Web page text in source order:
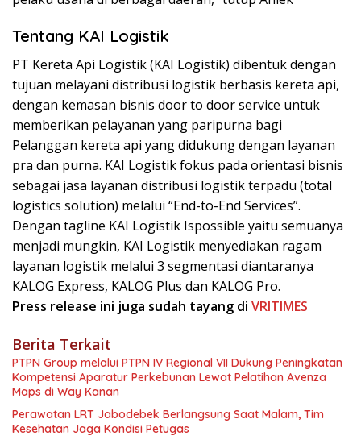
Tentang KAI Logistik
PT Kereta Api Logistik (KAI Logistik) dibentuk dengan
tujuan melayani distribusi logistik berbasis kereta api,
dengan kemasan bisnis door to door service untuk
memberikan pelayanan yang paripurna bagi
Pelanggan kereta api yang didukung dengan layanan
pra dan purna. KAI Logistik fokus pada orientasi bisnis
sebagai jasa layanan distribusi logistik terpadu (total
logistics solution) melalui “End-to-End Services”.
Dengan tagline KAI Logistik Ispossible yaitu semuanya
menjadi mungkin, KAI Logistik menyediakan ragam
layanan logistik melalui 3 segmentasi diantaranya
KALOG Express, KALOG Plus dan KALOG Pro.
Press release ini juga sudah tayang di VRITIMES
Berita Terkait
PTPN Group melalui PTPN IV Regional VII Dukung Peningkatan
Kompetensi Aparatur Perkebunan Lewat Pelatihan Avenza
Maps di Way Kanan
Perawatan LRT Jabodebek Berlangsung Saat Malam, Tim
Kesehatan Jaga Kondisi Petugas